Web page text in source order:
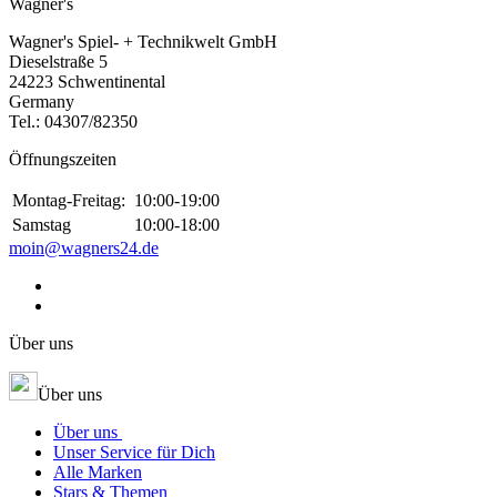
Wagner's Spiel- + Technikwelt GmbH
Dieselstraße 5
24223 Schwentinental
Germany
Tel.: 04307/82350
Öffnungszeiten
Montag-Freitag: 10:00-19:00
Samstag
10:00-18:00
moin@wagners24.de
Über uns
Über uns
Über uns
Unser Service für Dich
Alle Marken
Stars & Themen